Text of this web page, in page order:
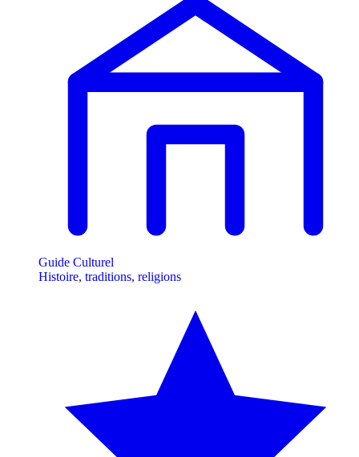
Guide Culturel
Histoire, traditions, religions